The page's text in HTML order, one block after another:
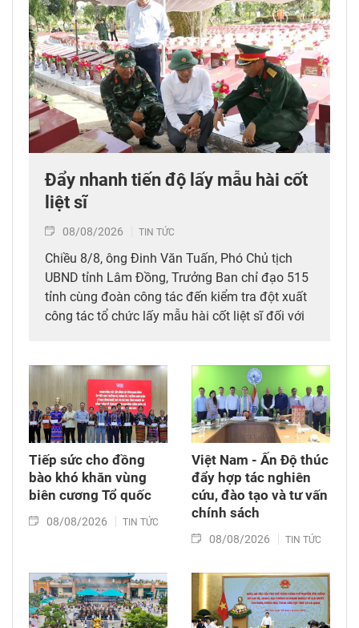
Đẩy nhanh tiến độ lấy mẫu hài cốt
liệt sĩ
08/08/2026 TIN TỨC
Chiều 8/8, ông Đinh Văn Tuấn, Phó Chủ tịch
UBND tỉnh Lâm Đồng, Trưởng Ban chỉ đạo 515
tỉnh cùng đoàn công tác đến kiểm tra đột xuất
công tác tổ chức lấy mẫu hài cốt liệt sĩ đối với
thời tặng quà cho cán bộ, chiến sĩ tham gia
công tác lấy mẫu tại đây.
Tiếp sức cho đồng
bào khó khăn vùng
biên cương Tổ quốc
08/08/2026 TIN TỨC
Việt Nam - Ấn Độ thúc
đẩy hợp tác nghiên
cứu, đào tạo và tư vấn
chính sách
08/08/2026 TIN TỨC